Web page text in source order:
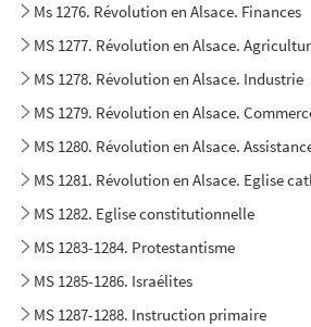
Ms 1276. Révolution en Alsace. Finances
MS 1277. Révolution en Alsace.
MS 1278. Révolution en Alsace. Industrie
MS 1279. Révolution en Alsace.
MS 1280. Révolution en Alsace.
MS 1281. Révolution en Alsace. Eglise
MS 1282. Eglise constitutionnelle
MS 1283-1284. Protestantisme
MS 1285-1286. Israélites
MS 1287-1288. Instruction primaire